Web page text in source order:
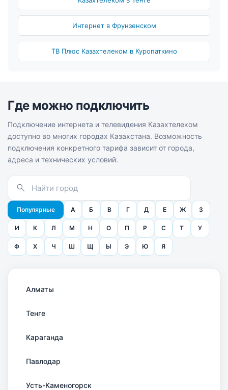
Интернет в Фрунзенском
ТВ Плюс Казахтелеком в Куропаткино
Где можно подключить
Подключение интернета и телевидения Казахтелеком
доступно во многих городах Казахстана. Возможность
подключения конкретного тарифа зависит от города,
адреса и технических условий.
Популярные А Б В Г Д Е Ж З
И К Л М Н О П Р С Т У
Ф Х Ч Ш Щ Ы Э Ю Я
Алматы
Тенге
Караганда
Павлодар
Усть-Каменогорск